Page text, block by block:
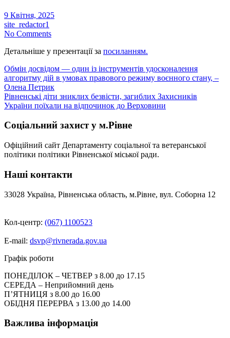
9 Квітня, 2025
site_redactor1
No Comments
Детальніше у презентації за посиланням.
Навігація
записів
Обмін досвідом — один із інструментів удосконалення
алгоритму дій в умовах правового режиму воєнного стану, –
Олена Петрик
Рівненські діти зниклих безвісти, загиблих Захисників
України поїхали на відпочинок до Верховини
Соціальний захист у м.Рівне
Офіційний сайт Департаменту соціальної та ветеранської
політики політики Рівненської міської ради.
Наші контакти
33028 Україна, Рівненська область, м.Рівне, вул. Соборна 12
Кол-центр: (067) 1100523
E-mail: dsvp@rivnerada.gov.ua
Графік роботи
ПОНЕДІЛОК – ЧЕТВЕР з 8.00 до 17.15
СЕРЕДА – Неприйомний день
П’ЯТНИЦЯ з 8.00 до 16.00
ОБІДНЯ ПЕРЕРВА з 13.00 до 14.00
Важлива інформація